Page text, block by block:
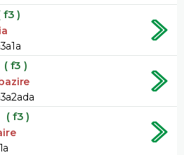
f3 )
( f3 )
( f3 )